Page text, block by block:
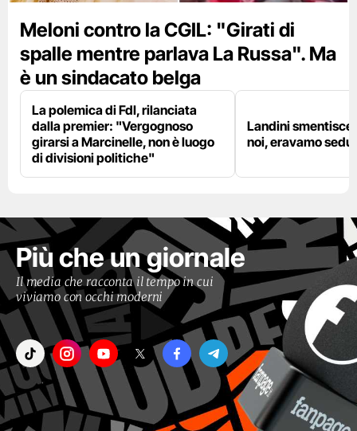
Meloni contro la CGIL: "Girati di
spalle mentre parlava La Russa". Ma
è un sindacato belga
La polemica di FdI, rilanciata
dalla premier: "Vergognoso
girarsi a Marcinelle, non è luogo
di divisioni politiche"
Landini
noi, eravamo
Più che un giornale
Il media che racconta il tempo in cui
viviamo con occhi moderni